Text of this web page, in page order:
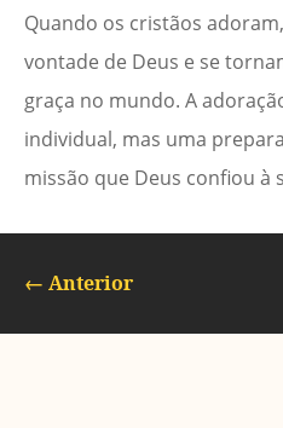
Quando os cristãos
vontade de Deus e se
graça no mundo. A
individual, mas uma
missão que Deus confiou à
← Anterior